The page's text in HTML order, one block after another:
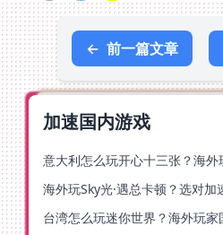
← 前一篇文章
加速国内游戏